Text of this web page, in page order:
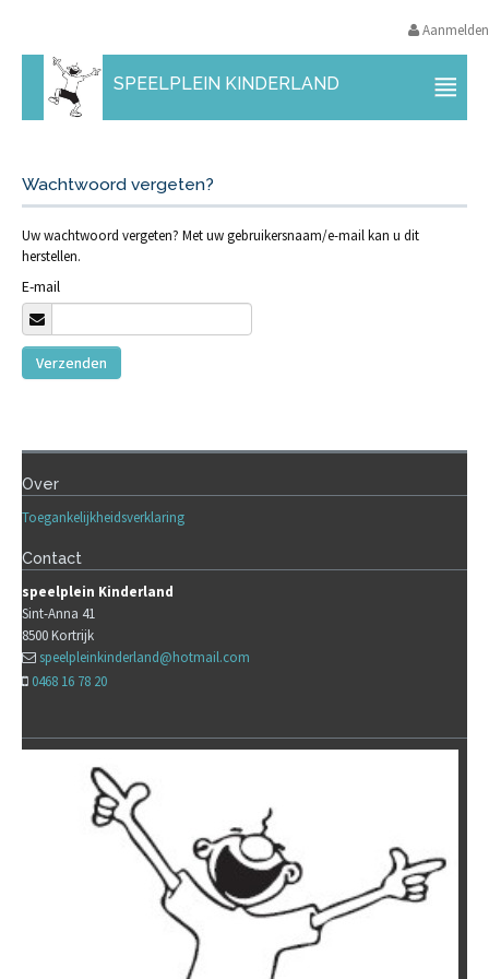
Aanmelden
SPEELPLEIN KINDERLAND
Wachtwoord vergeten?
Uw wachtwoord vergeten? Met uw gebruikersnaam/e-mail kan u dit
herstellen.
E-mail
Verzenden
Over
Toegankelijkheidsverklaring
Contact
speelplein Kinderland
Sint-Anna 41
8500Kortrijk
speelpleinkinderland@hotmail.com
0468 16 78 20